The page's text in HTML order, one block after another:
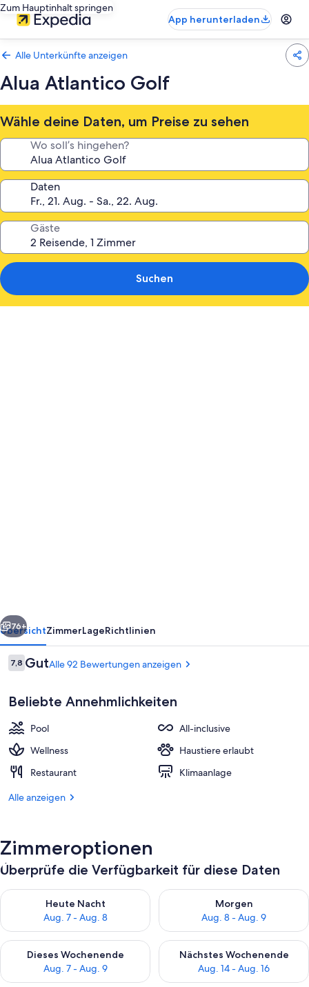
Zum Hauptinhalt springen
App herunterladen
Alle Unterkünfte anzeigen
Alua Atlantico Golf
Wähle deine Daten, um Preise zu sehen
Wo soll’s hingehen?
Daten
Gäste
Suchen
4 Restaurants; Frühstück,
Weiter
76+
ÜbersichtZimmerLageRichtlinien
Bewertungen
7,87,8 von 10.
GutAlle 92 Bewertungen anzeigen
Beliebte Annehmlichkeiten
Pool
All-inclusive
Wellness
Haustiere erlaubt
Restaurant
Klimaanlage
Alle anzeigen
Zimmeroptionen
Überprüfe die Verfügbarkeit für diese Daten
Heute Nacht
Aug. 7 - Aug. 8
Überprüfe die Verfügbarkeit für heute Nacht, Aug. 7 - Aug. 8.
Morgen
Aug. 8 - Aug. 9
Überprüfe die Verfügbarkeit
Dieses Wochenende
Aug. 7 - Aug. 9
Überprüfe die Verfügbarkeit für dieses Wochenende, Aug. 7
Nächstes Wochenende
Aug. 14 - Aug. 16
Überprüfe die Verfügbarkeit